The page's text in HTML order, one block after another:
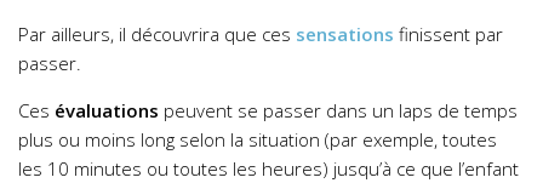
Par ailleurs, il découvrira que ces sensations finissent par
passer.
Ces évaluations peuvent se passer dans un laps de temps
plus ou moins long selon la situation (par exemple, toutes
les 10 minutes ou toutes les heures) jusqu’à ce que l’enfant